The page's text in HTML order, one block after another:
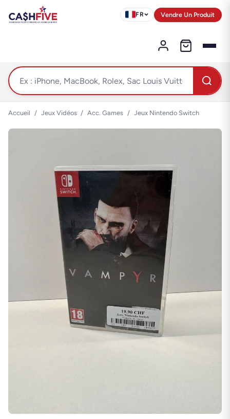
FR Vendre Un Produit
Accueil / Jeux Vidéos / Acc. Games / Jeux Nintendo Switch